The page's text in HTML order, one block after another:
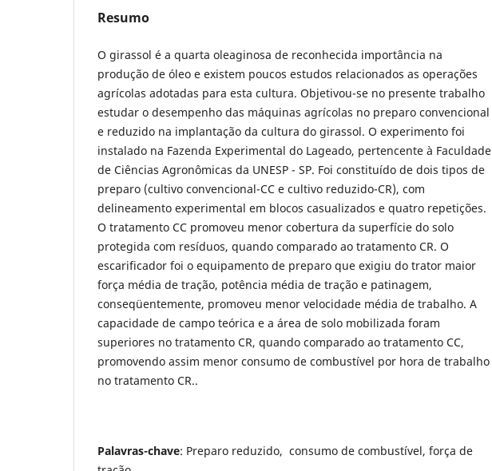
Resumo
O girassol é a quarta oleaginosa de reconhecida importância na
produção de óleo e existem poucos estudos relacionados as operações
agrícolas adotadas para esta cultura. Objetivou-se no presente trabalho
estudar o desempenho das máquinas agrícolas no preparo convencional
e reduzido na implantação da cultura do girassol. O experimento foi
instalado na Fazenda Experimental do Lageado, pertencente à Faculdade
de Ciências Agronômicas da UNESP - SP. Foi constituído de dois tipos de
preparo (cultivo convencional-CC e cultivo reduzido-CR), com
delineamento experimental em blocos casualizados e quatro repetições.
O tratamento CC promoveu menor cobertura da superfície do solo
protegida com resíduos, quando comparado ao tratamento CR. O
escarificador foi o equipamento de preparo que exigiu do trator maior
força média de tração, potência média de tração e patinagem,
conseqüentemente, promoveu menor velocidade média de trabalho. A
capacidade de campo teórica e a área de solo mobilizada foram
superiores no tratamento CR, quando comparado ao tratamento CC,
promovendo assim menor consumo de combustível por hora de trabalho
no tratamento CR..
Palavras-chave: Preparo reduzido, consumo de combustível, força de